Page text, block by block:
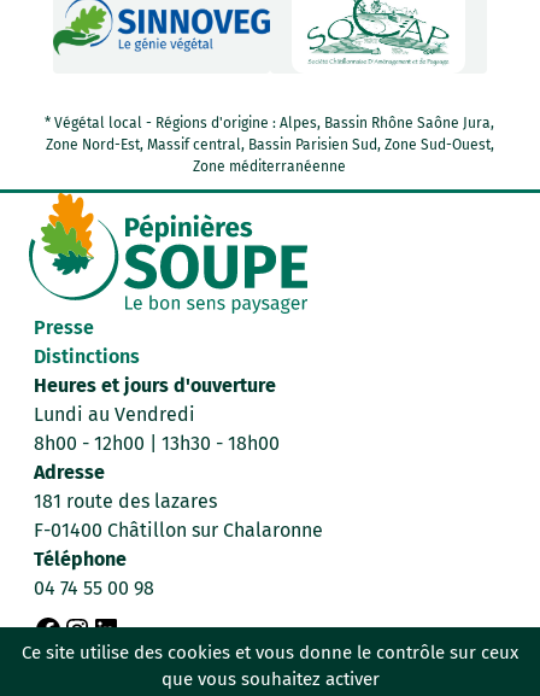
* Végétal local - Régions d'origine : Alpes, Bassin Rhône Saône Jura,
Zone Nord-Est, Massif central, Bassin Parisien Sud, Zone Sud-Ouest,
Zone méditerranéenne
Presse
Distinctions
Heures et jours d'ouverture
Lundi au Vendredi
8h00 - 12h00 | 13h30 - 18h00
Adresse
181 route des lazares
F-01400 Châtillon sur Chalaronne
Téléphone
04 74 55 00 98
F I
L
Données personnellesMentions légales
Ce site utilise des cookies et vous donne le contrôle sur ceux
que vous souhaitez activer